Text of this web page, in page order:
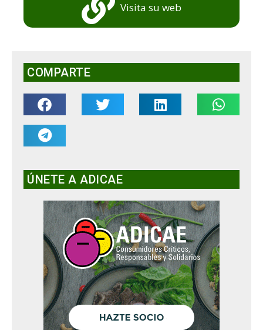
Visita su web
COMPARTE
ÚNETE A ADICAE